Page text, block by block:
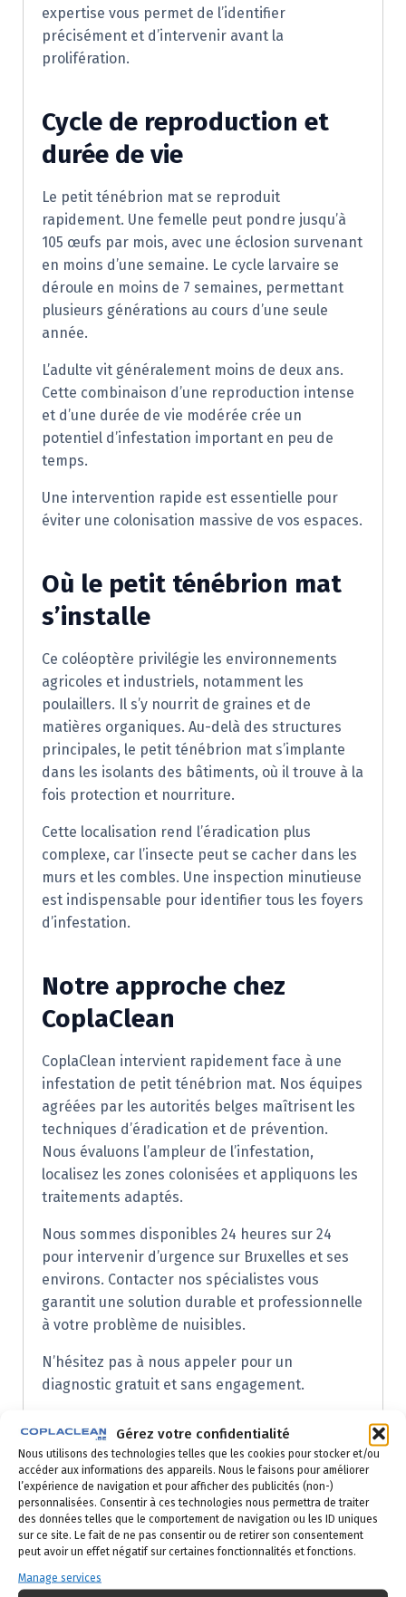
Gérez votre confidentialité
Nous utilisons des technologies telles que les cookies pour stocker et/ou
accéder aux informations des appareils. Nous le faisons pour améliorer
l’expérience de navigation et pour afficher des publicités (non-)
personnalisées. Consentir à ces technologies nous permettra de traiter
des données telles que le comportement de navigation ou les ID uniques
sur ce site. Le fait de ne pas consentir ou de retirer son consentement
peut avoir un effet négatif sur certaines fonctionnalités et fonctions.
Manage services
expertise vous permet de l’identifier
précisément et d’intervenir avant la
prolifération.
Cycle de reproduction et
durée de vie
Le petit ténébrion mat se reproduit
rapidement. Une femelle peut pondre jusqu’à
105 œufs par mois, avec une éclosion survenant
en moins d’une semaine. Le cycle larvaire se
déroule en moins de 7 semaines, permettant
plusieurs générations au cours d’une seule
année.
L’adulte vit généralement moins de deux ans.
Cette combinaison d’une reproduction intense
et d’une durée de vie modérée crée un
potentiel d’infestation important en peu de
temps.
Une intervention rapide est essentielle pour
éviter une colonisation massive de vos espaces.
Où le petit ténébrion mat
s’installe
Ce coléoptère privilégie les environnements
agricoles et industriels, notamment les
poulaillers. Il s’y nourrit de graines et de
matières organiques. Au-delà des structures
principales, le petit ténébrion mat s’implante
dans les isolants des bâtiments, où il trouve à la
fois protection et nourriture.
Cette localisation rend l’éradication plus
complexe, car l’insecte peut se cacher dans les
murs et les combles. Une inspection minutieuse
est indispensable pour identifier tous les foyers
d’infestation.
Notre approche chez
CoplaClean
CoplaClean intervient rapidement face à une
infestation de petit ténébrion mat. Nos équipes
agréées par les autorités belges maîtrisent les
techniques d’éradication et de prévention.
Nous évaluons l’ampleur de l’infestation,
localisez les zones colonisées et appliquons les
traitements adaptés.
Nous sommes disponibles 24 heures sur 24
pour intervenir d’urgence sur Bruxelles et ses
environs. Contacter nos spécialistes vous
garantit une solution durable et professionnelle
à votre problème de nuisibles.
N’hésitez pas à nous appeler pour un
diagnostic gratuit et sans engagement.
Demandez votre
devis gratuit
Réponse sous 24h ouvrées — par
téléphone ou email selon votre